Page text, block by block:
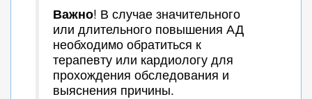
Важно! В случае значительного
или длительного повышения АД
необходимо обратиться к
терапевту или кардиологу для
прохождения обследования и
выяснения причины.